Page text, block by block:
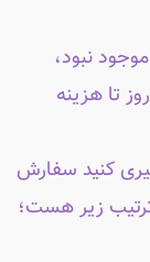
نبود،
تا هزینه
کنید سفارش
زیر هست؛